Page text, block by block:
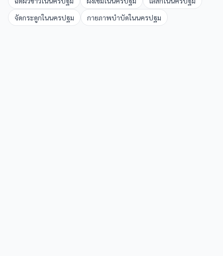
จัดกระดูกในนครปฐม กายภาพบำบัดในนครปฐม